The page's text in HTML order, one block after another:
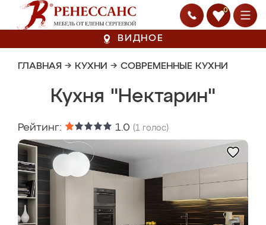
0
ВИДНОЕ
ГЛАВНАЯ → КУХНИ → СОВРЕМЕННЫЕ КУХНИ
Кухня "Нектарин"
Рейтинг: 1.0 (1 голос)